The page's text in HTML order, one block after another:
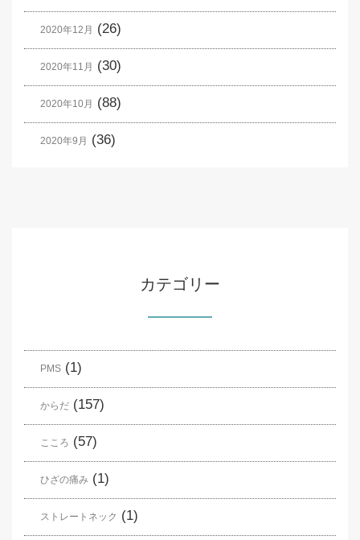
2020年12月 (26)
2020年11月 (30)
2020年10月 (88)
2020年9月 (36)
カテゴリー
PMS (1)
からだ (157)
こころ (57)
ひざの痛み (1)
ストレートネック (1)